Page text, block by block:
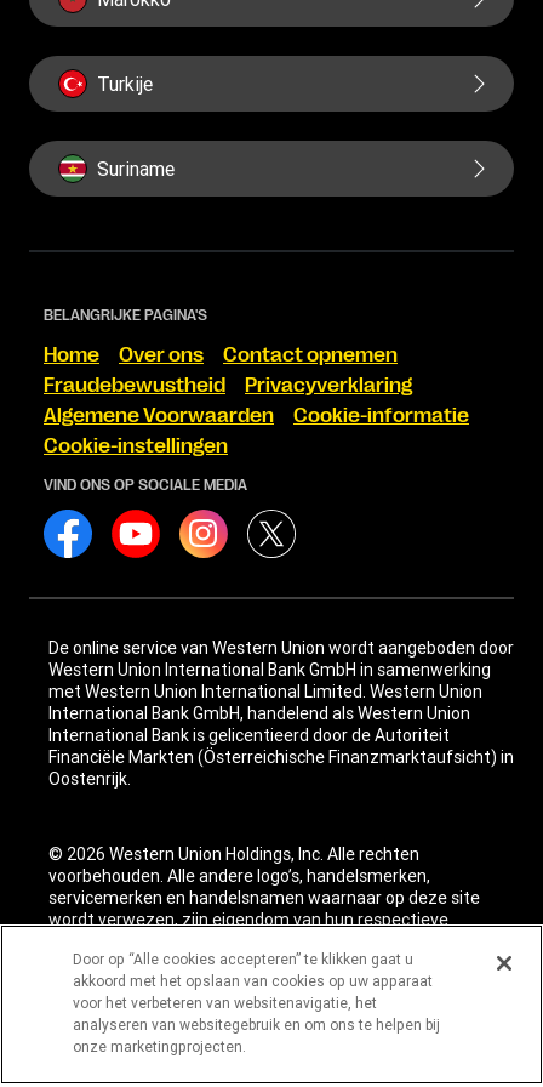
Turkije
Suriname
BELANGRIJKE PAGINA'S
Home Over ons
Contact opnemen
Fraudebewustheid
Privacyverklaring
Algemene Voorwaarden
Cookie-informatie
Cookie-instellingen
VIND ONS OP SOCIALE MEDIA
De online service van Western Union wordt aangeboden door
Western Union International Bank GmbH in samenwerking
met Western Union International Limited. Western Union
International Bank GmbH, handelend als Western Union
International Bank is gelicentieerd door de Autoriteit
Financiële Markten (Österreichische Finanzmarktaufsicht) in
Oostenrijk.
© 2026 Western Union Holdings, Inc. Alle rechten
voorbehouden. Alle andere logo’s, handelsmerken,
servicemerken en handelsnamen waarnaar op deze site
wordt verwezen, zijn eigendom van hun respectieve
Door op “Alle cookies accepteren” te klikken gaat u
akkoord met het opslaan van cookies op uw apparaat
voor het verbeteren van websitenavigatie, het
analyseren van websitegebruik en om ons te helpen bij
onze marketingprojecten.